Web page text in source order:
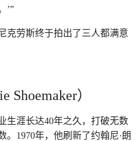
’”
克劳斯终于拍出了三人都满意
Shoemaker）
生涯长达40年之久，打破无数
1970年，他刷新了约翰尼·朗